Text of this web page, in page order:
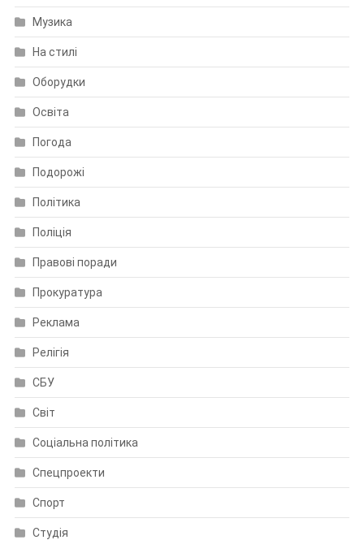
Музика
На стилі
Оборудки
Освіта
Погода
Подорожі
Політика
Поліція
Правові поради
Прокуратура
Реклама
Релігія
СБУ
Світ
Соціальна політика
Спецпроекти
Спорт
Студія